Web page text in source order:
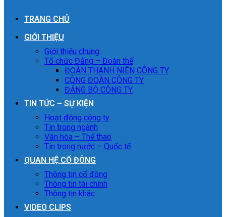
TRANG CHỦ
GIỚI THIỆU
Giới thiệu chung
Tổ chức Đảng – Đoàn thể
ĐOÀN THANH NIÊN CÔNG TY
CÔNG ĐOÀN CÔNG TY
ĐẢNG BỘ CÔNG TY
TIN TỨC – SỰ KIỆN
Hoạt động công ty
Tin trong ngành
Văn hóa – Thể thao
Tin trong nước – Quốc tế
QUAN HỆ CỔ ĐÔNG
Thông tin cổ đông
Thông tin tài chính
Thông tin khác
VIDEO CLIPS